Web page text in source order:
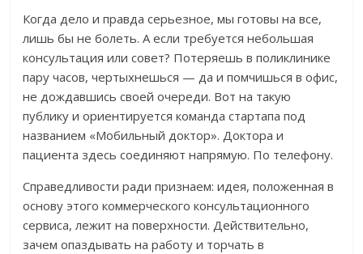
Когда дело и правда серьезное, мы готовы на все,
лишь бы не болеть. А если требуется небольшая
консультация или совет? Потеряешь в поликлинике
пару часов, чертыхнешься — да и помчишься в офис,
не дождавшись своей очереди. Вот на такую
публику и ориентируется команда стартапа под
названием «Мобильный доктор». Доктора и
пациента здесь соединяют напрямую. По телефону.
Справедливости ради признаем: идея, положенная в
основу этого коммерческого консультационного
сервиса, лежит на поверхности. Действительно,
зачем опаздывать на работу и торчать в